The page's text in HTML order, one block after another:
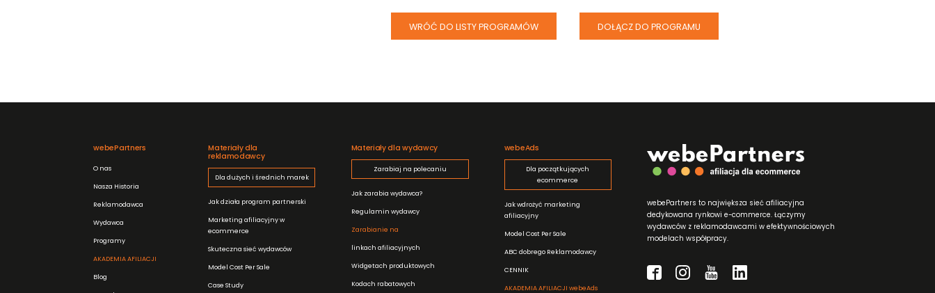
WRÓĆ DO LISTY PROGRAMÓW DOŁĄCZ DO PROGRAMU
webePartners
O nas
Nasza Historia
Reklamodawca
Wydawca
Programy
AKADEMIA AFILIACJI
Blog
Materiały dla
reklamodawcy
Dla dużych i średnich marek
Jak działa program partnerski
Marketing afiliacyjny w
ecommerce
Skuteczna sieć wydawców
Model Cost Per Sale
Case Study
Materiały dla wydawcy
Zarabiaj na polecaniu
Jak zarabia wydawca?
Regulamin wydawcy
Zarabianie na
linkach afiliacyjnych
Widgetach produktowych
Kodach rabatowych
webeAds
Dla początkujących
ecommerce
Jak wdrożyć marketing
afiliacyjny
Model Cost Per Sale
ABC dobrego Reklamodawcy
CENNIK
AKADEMIA AFILIACJI webeAds
webePartners to największa sieć afiliacyjna
dedykowana rynkowi e-commerce. Łączymy
wydawców z reklamodawcami w efektywnościowych
modelach współpracy.